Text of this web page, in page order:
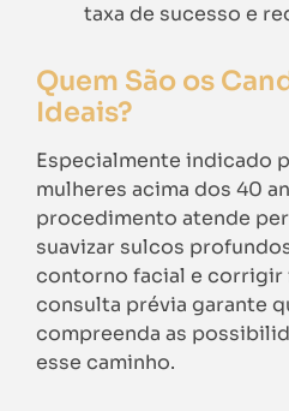
taxa de sucesso e
Quem São os
Ideais?
Especialmente indicado
mulheres acima dos 40
procedimento atende
suavizar sulcos
contorno facial e corrigir
consulta prévia garante
compreenda as
esse caminho.